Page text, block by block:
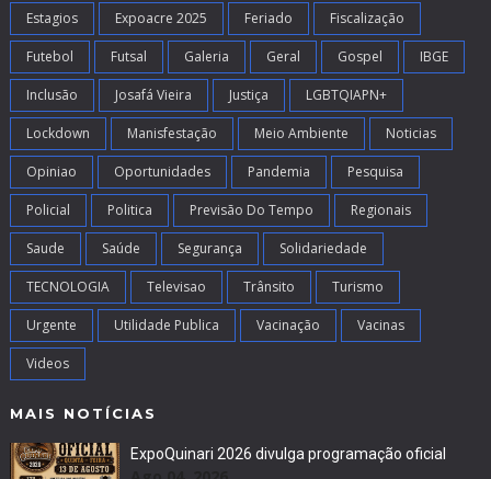
Estagios Expoacre 2025 Feriado Fiscalização
Futebol Futsal Galeria Geral Gospel IBGE
Inclusão Josafá Vieira Justiça LGBTQIAPN+
Lockdown Manisfestação Meio Ambiente Noticias
Opiniao Oportunidades Pandemia Pesquisa
Policial Politica Previsão Do Tempo Regionais
Saude Saúde Segurança Solidariedade
TECNOLOGIA Televisao Trânsito Turismo
Urgente Utilidade Publica Vacinação Vacinas
Videos
MAIS NOTÍCIAS
ExpoQuinari 2026 divulga programação oficial